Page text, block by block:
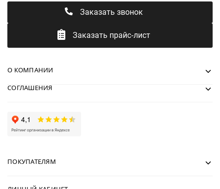
Заказать звонок
Заказать прайс-лист
О КОМПАНИИ
СОГЛАШЕНИЯ
ПОКУПАТЕЛЯМ